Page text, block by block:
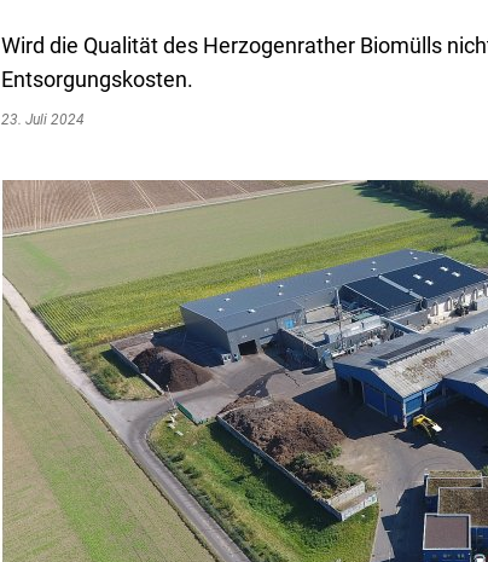
Wird die Qualität des Herzogenrather Biomülls
Entsorgungskosten.
23. Juli 2024